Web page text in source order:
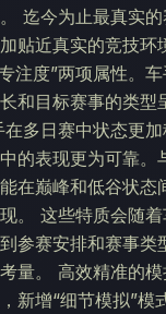
迄今为止最真实
贴近真实的竞技环
注度”两项属性。
和目标赛事的类型
多日赛中状态更
的表现更为可靠。
在巅峰和低谷状态
。 这些特质会随
参赛安排和赛事类
量。 高效精准的
新增“细节模拟”模